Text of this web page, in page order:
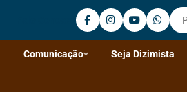
Comunicação Seja Dizimista